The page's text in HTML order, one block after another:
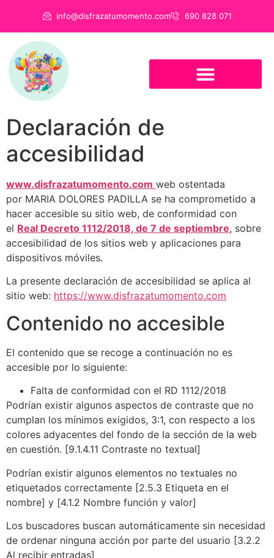
info@disfrazatumomento.com 690 828 071
Declaración de
accesibilidad
www.disfrazatumomento.com web ostentada
por MARIA DOLORES PADILLA se ha comprometido a
hacer accesible su sitio web, de conformidad con
el Real Decreto 1112/2018, de 7 de septiembre, sobre
accesibilidad de los sitios web y aplicaciones para
dispositivos móviles.
La presente declaración de accesibilidad se aplica al
sitio web: https://www.disfrazatumomento.com
Contenido no accesible
El contenido que se recoge a continuación no es
accesible por lo siguiente:
Falta de conformidad con el RD 1112/2018
Podrían existir algunos aspectos de contraste que no
cumplan los mínimos exigidos, 3:1, con respecto a los
colores adyacentes del fondo de la sección de la web
en cuestión. [9.1.4.11 Contraste no textual]
Podrían existir algunos elementos no textuales no
etiquetados correctamente [2.5.3 Etiqueta en el
nombre] y [4.1.2 Nombre función y valor]
Los buscadores buscan automáticamente sin necesidad
de ordenar ninguna acción por parte del usuario [3.2.2
Al recibir entradas]